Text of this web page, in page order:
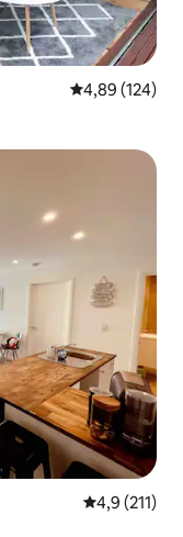
4,89 de uma
4,89 (124)
4,9 de uma
4,9 (211)